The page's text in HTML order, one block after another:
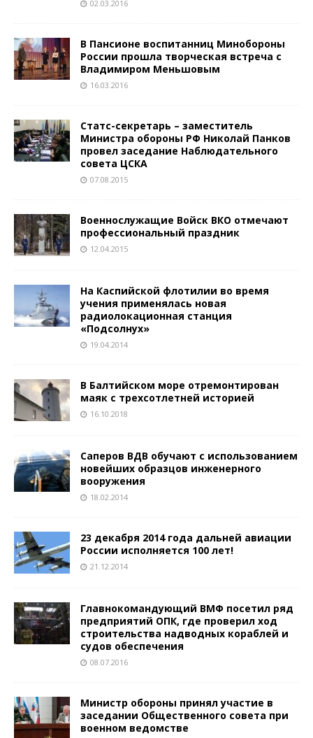
02.03.2016
В Пансионе воспитанниц Минобороны
России прошла творческая встреча с
Владимиром Меньшовым
16.03.2016
Статс-секретарь – заместитель
Министра обороны РФ Николай Панков
провел заседание Наблюдательного
совета ЦСКА
07.08.2015
Военнослужащие Войск ВКО отмечают
профессиональный праздник
12.04.2015
На Каспийской флотилии во время
учения применялась новая
радиолокационная станция
«Подсолнух»
19.04.2014
В Балтийском море отремонтирован
маяк с трехсотлетней историей
16.10.2018
Саперов ВДВ обучают с использованием
новейших образцов инженерного
вооружения
18.02.2014
23 декабря 2014 года дальней авиации
России исполняется 100 лет!
21.12.2014
Главнокомандующий ВМФ посетил ряд
предприятий ОПК, где проверил ход
строительства надводных кораблей и
судов обеспечения
08.07.2016
Министр обороны принял участие в
заседании Общественного совета при
военном ведомстве